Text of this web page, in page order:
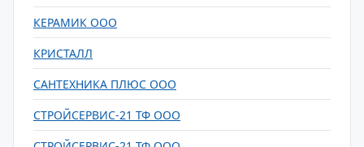
КЕРАМИК ООО
КРИСТАЛЛ
САНТЕХНИКА ПЛЮС ООО
СТРОЙСЕРВИС-21 ТФ ООО